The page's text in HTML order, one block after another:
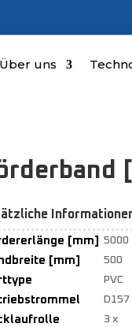
Über uns
[mm] 5000
[mm] 500
PVC
D157
3 x